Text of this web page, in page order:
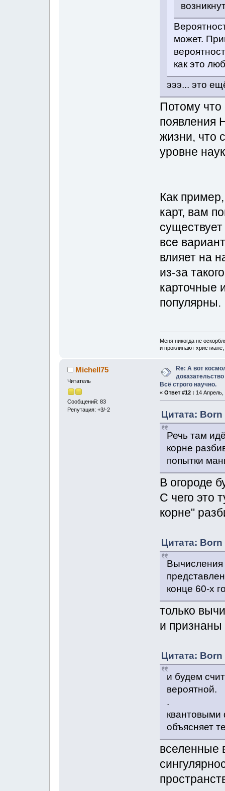
может.
как это
эээ... это
Потому что
жизни, что
уровне
Как
карт, вам
все
влияет на
из-за
карточные
популярны.
Меня никогда не
и проклинают
Michell75
Читатель
Сообщений: 83
Репутация: +3/-2
Re: А вот
Всё строго научно.
« Ответ #12 : 14 Апрель,
Цитата:
Речь там
корне
попытки
В огороде
С чего это
корне"
Цитата:
Вычисления
конце 60-х
только
и
Цитата:
и будем
вероятной.
.
квантовыми
объясняет
вселенные